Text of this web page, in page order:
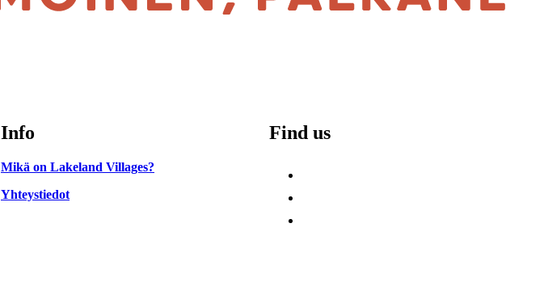
Info
Mikä on Lakeland Villages?
Yhteystiedot
Find us